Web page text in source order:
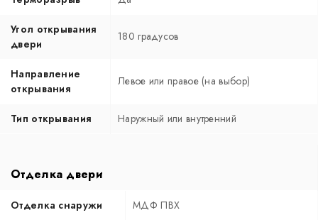
Угол открывания
двери
180 градусов
Направление
открывания
Левое или правое (на выбор)
Тип открывания Наружный или внутренний
Отделка двери
Отделка снаружи МДФ ПВХ